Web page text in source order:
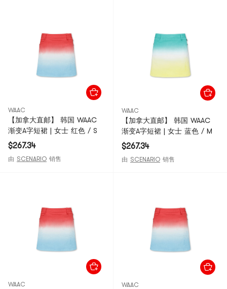
WAAC
【加拿大直邮】 韩国 WAAC
渐变A字短裙 | 女士 红色 / S
$267.34
由 SCENARIO 销售
WAAC
【加拿大直邮】 韩国 WAAC
渐变A字短裙 | 女士 蓝色 / M
$267.34
由 SCENARIO 销售
WAAC WAAC